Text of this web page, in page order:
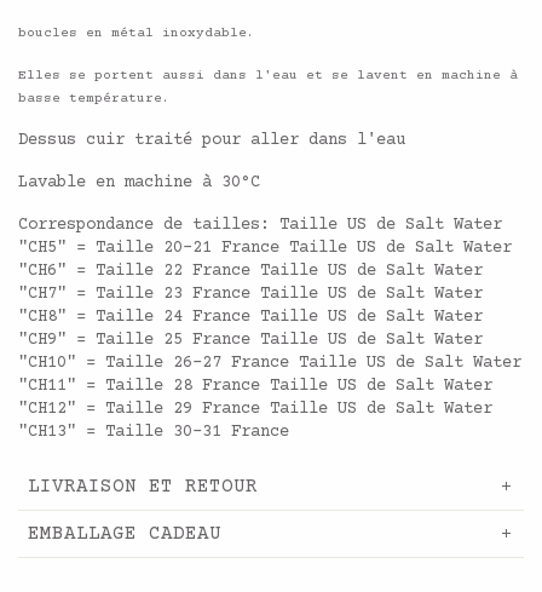
boucles en métal inoxydable.
Elles se portent aussi dans l'eau et se lavent en machine à
basse température.
Dessus cuir traité pour aller dans l'eau
Lavable en machine à 30°C
Correspondance de tailles: Taille US de Salt Water
"CH5" = Taille 20-21 France Taille US de Salt Water
"CH6" = Taille 22 France Taille US de Salt Water
"CH7" = Taille 23 France Taille US de Salt Water
"CH8" = Taille 24 France Taille US de Salt Water
"CH9" = Taille 25 France Taille US de Salt Water
"CH10" = Taille 26-27 France Taille US de Salt Water
"CH11" = Taille 28 France Taille US de Salt Water
"CH12" = Taille 29 France Taille US de Salt Water
"CH13" = Taille 30-31 France
LIVRAISON ET RETOUR
EMBALLAGE CADEAU